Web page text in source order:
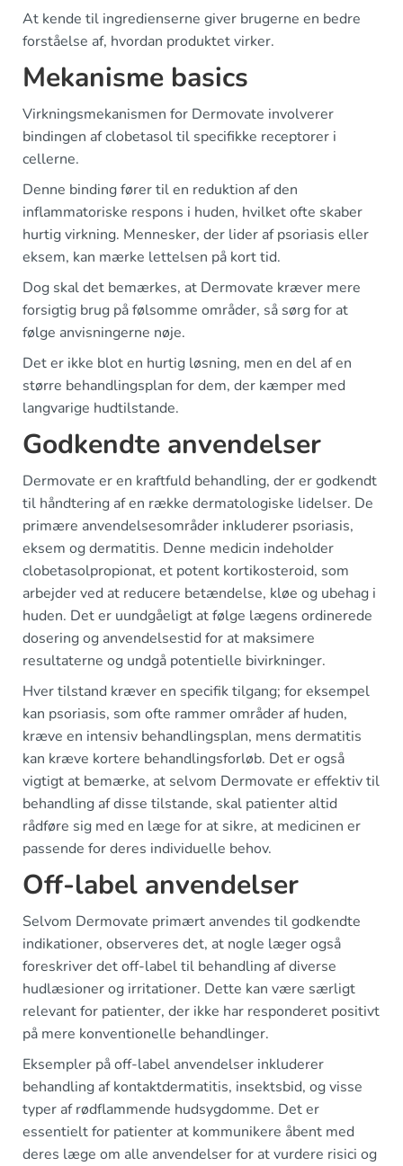
At kende til ingredienserne giver brugerne en bedre
forståelse af, hvordan produktet virker.
Mekanisme basics
Virkningsmekanismen for Dermovate involverer
bindingen af clobetasol til specifikke receptorer i
cellerne.
Denne binding fører til en reduktion af den
inflammatoriske respons i huden, hvilket ofte skaber
hurtig virkning. Mennesker, der lider af psoriasis eller
eksem, kan mærke lettelsen på kort tid.
Dog skal det bemærkes, at Dermovate kræver mere
forsigtig brug på følsomme områder, så sørg for at
følge anvisningerne nøje.
Det er ikke blot en hurtig løsning, men en del af en
større behandlingsplan for dem, der kæmper med
langvarige hudtilstande.
Godkendte anvendelser
Dermovate er en kraftfuld behandling, der er godkendt
til håndtering af en række dermatologiske lidelser. De
primære anvendelsesområder inkluderer psoriasis,
eksem og dermatitis. Denne medicin indeholder
clobetasolpropionat, et potent kortikosteroid, som
arbejder ved at reducere betændelse, kløe og ubehag i
huden. Det er uundgåeligt at følge lægens ordinerede
dosering og anvendelsestid for at maksimere
resultaterne og undgå potentielle bivirkninger.
Hver tilstand kræver en specifik tilgang; for eksempel
kan psoriasis, som ofte rammer områder af huden,
kræve en intensiv behandlingsplan, mens dermatitis
kan kræve kortere behandlingsforløb. Det er også
vigtigt at bemærke, at selvom Dermovate er effektiv til
behandling af disse tilstande, skal patienter altid
rådføre sig med en læge for at sikre, at medicinen er
passende for deres individuelle behov.
Off-label anvendelser
Selvom Dermovate primært anvendes til godkendte
indikationer, observeres det, at nogle læger også
foreskriver det off-label til behandling af diverse
hudlæsioner og irritationer. Dette kan være særligt
relevant for patienter, der ikke har responderet positivt
på mere konventionelle behandlinger.
Eksempler på off-label anvendelser inkluderer
behandling af kontaktdermatitis, insektsbid, og visse
typer af rødflammende hudsygdomme. Det er
essentielt for patienter at kommunikere åbent med
deres læge om alle anvendelser for at vurdere risici og